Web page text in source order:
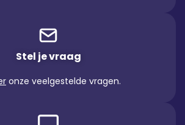
Stel je vraag
onze veelgestelde vragen.